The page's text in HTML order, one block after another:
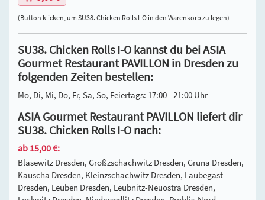
(Button klicken, um SU38. Chicken Rolls I-O in den Warenkorb zu legen)
SU38. Chicken Rolls I-O kannst du bei ASIA
Gourmet Restaurant PAVILLON in Dresden zu
folgenden Zeiten bestellen:
Mo, Di, Mi, Do, Fr, Sa, So, Feiertags: 17:00 - 21:00 Uhr
ASIA Gourmet Restaurant PAVILLON liefert dir
SU38. Chicken Rolls I-O nach:
ab 15,00 €:
Blasewitz Dresden, Großzschachwitz Dresden, Gruna Dresden,
Kauscha Dresden, Kleinzschachwitz Dresden, Laubegast
Dresden, Leuben Dresden, Leubnitz-Neuostra Dresden,